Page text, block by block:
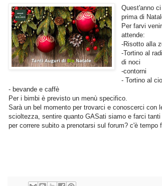
Quest'anno
prima di
Per farvi
attende:
-Risotto alla
-Tortino al
di noci
-contorni
- Tortino al
- bevande e caffè
Per i bimbi è previsto un menù specifico.
Sarà un bel momento per trovarci e conoscerci con
scioltezza, sentire quanto GASati siamo e farci
per correre subito a prenotarsi sul forum? c'è